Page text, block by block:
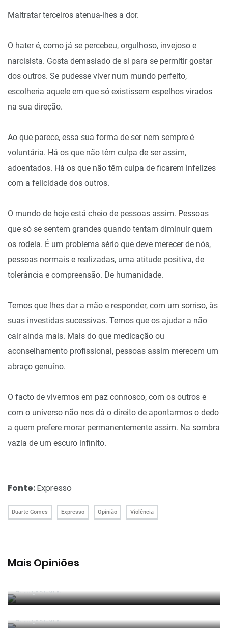
Maltratar terceiros atenua-lhes a dor.
O hater é, como já se percebeu, orgulhoso, invejoso e
narcisista. Gosta demasiado de si para se permitir gostar
dos outros. Se pudesse viver num mundo perfeito,
escolheria aquele em que só existissem espelhos virados
na sua direção.
Ao que parece, essa sua forma de ser nem sempre é
voluntária. Há os que não têm culpa de ser assim,
adoentados. Há os que não têm culpa de ficarem infelizes
com a felicidade dos outros.
O mundo de hoje está cheio de pessoas assim. Pessoas
que só se sentem grandes quando tentam diminuir quem
os rodeia. É um problema sério que deve merecer de nós,
pessoas normais e realizadas, uma atitude positiva, de
tolerância e compreensão. De humanidade.
Temos que lhes dar a mão e responder, com um sorriso, às
suas investidas sucessivas. Temos que os ajudar a não
cair ainda mais. Mais do que medicação ou
aconselhamento profissional, pessoas assim merecem um
abraço genuíno.
O facto de vivermos em paz connosco, com os outros e
com o universo não nos dá o direito de apontarmos o dedo
a quem prefere morar permanentemente assim. Na sombra
vazia de um escuro infinito.
Fonte:Expresso
Duarte Gomes Expresso Opinião Violência
Mais Opiniões
PorJorge Faustino
PorJorge Faustino